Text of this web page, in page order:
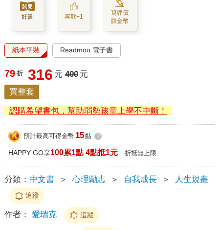
好書 喜歡+1
寫評價
賺金幣
紙本平裝 Readmoo 電子書
79 折 316 元 400 元
買整套
認購希望書包，幫助弱勢孩童上學不中斷！
預計最高可得金幣 15點 ?
HAPPY GO享100累1點 4點抵1元 折抵無上限
分類： 中文書 ＞ 心理勵志 ＞ 自我成長 ＞ 人生規畫
追蹤
作者： 愛瑞克 追蹤